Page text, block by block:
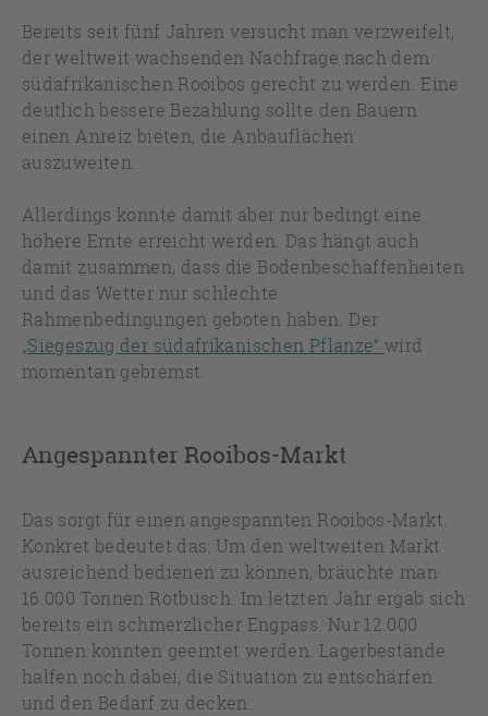
Bereits seit fünf Jahren versucht man verzweifelt,
der weltweit wachsenden Nachfrage nach dem
südafrikanischen Rooibos gerecht zu werden. Eine
deutlich bessere Bezahlung sollte den Bauern
einen Anreiz bieten, die Anbauflächen
auszuweiten.
Allerdings konnte damit aber nur bedingt eine
höhere Ernte erreicht werden. Das hängt auch
damit zusammen, dass die Bodenbeschaffenheiten
und das Wetter nur schlechte
Rahmenbedingungen geboten haben. Der
„Siegeszug der südafrikanischen Pflanze“ wird
momentan gebremst.
Angespannter Rooibos-Markt
Das sorgt für einen angespannten Rooibos-Markt.
Konkret bedeutet das: Um den weltweiten Markt
ausreichend bedienen zu können, bräuchte man
16.000 Tonnen Rotbusch. Im letzten Jahr ergab sich
bereits ein schmerzlicher Engpass. Nur 12.000
Tonnen konnten geerntet werden. Lagerbestände
halfen noch dabei, die Situation zu entschärfen
und den Bedarf zu decken.